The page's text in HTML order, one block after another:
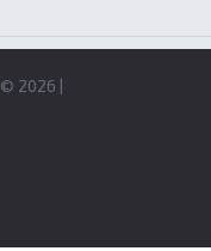
© 2026 |